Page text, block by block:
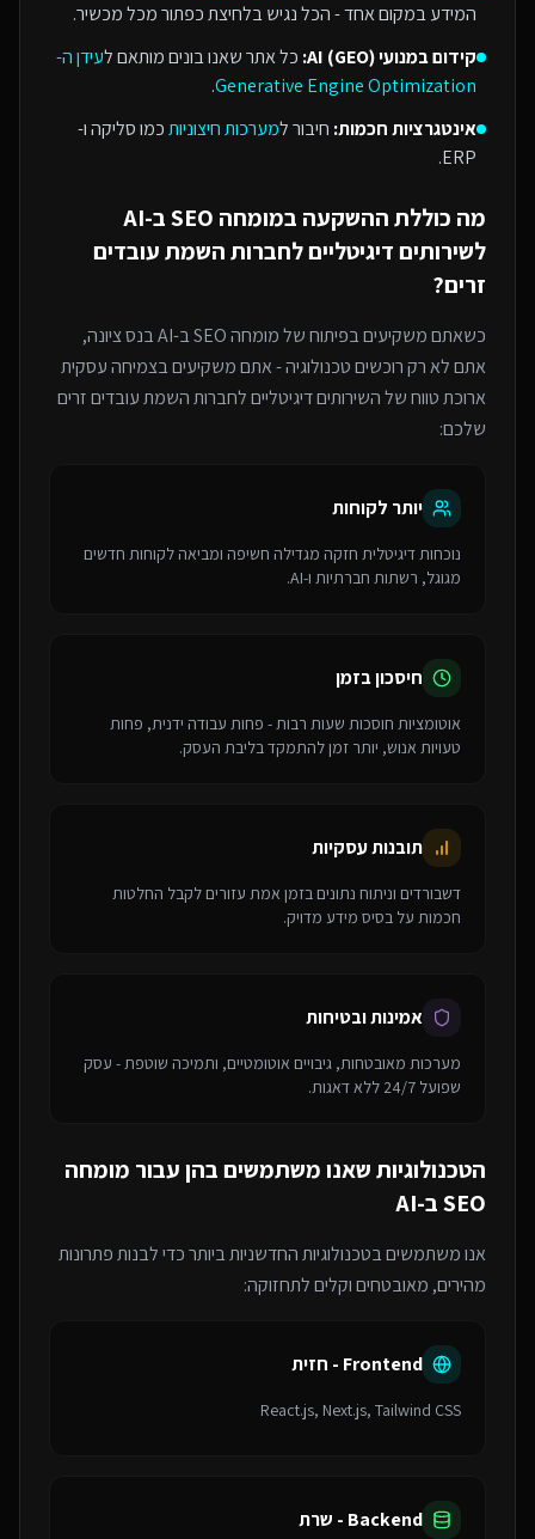
המידע במקום אחד - הכל נגיש בלחיצת כפתור מכל מכשיר.
קידום במנועי AI (GEO):
כל אתר שאנו בונים מותאם לעידן ה-
Generative Engine Optimization
.
אינטגרציות חכמות: חיבור למערכות חיצוניותכמו סליקה ו-
ERP.
מה כוללת ההשקעה במומחה SEO ב-AI
לשירותים דיגיטליים לחברות השמת עובדים
זרים?
כשאתם משקיעים בפיתוח שלמומחה SEO ב-AI בנס ציונה,
אתם לא רק רוכשים טכנולוגיה - אתם משקיעים בצמיחה עסקית
ארוכת טווח של השירותים דיגיטליים לחברות השמת עובדים זרים
שלכם:
יותר לקוחות
נוכחות דיגיטלית חזקה מגדילה חשיפה ומביאה לקוחות חדשים
מגוגל, רשתות חברתיות ו-AI.
חיסכון בזמן
אוטומציות חוסכות שעות רבות - פחות עבודה ידנית, פחות
טעויות אנוש, יותר זמן להתמקד בליבת העסק.
תובנות עסקיות
דשבורדים וניתוח נתונים בזמן אמת עזורים לקבל החלטות
חכמות על בסיס מידע מדויק.
אמינות ובטיחות
מערכות מאובטחות, גיבויים אוטומטיים, ותמיכה שוטפת - עסק
שפועל 24/7 ללא דאגות.
הטכנולוגיות שאנו משתמשים בהן עבור מומחה
SEO ב-AI
אנו משתמשים בטכנולוגיות החדשניות ביותר כדי לבנות פתרונות
מהירים, מאובטחים וקלים לתחזוקה:
Frontend - חזית
React.js, Next.js, Tailwind CSS
Backend - שרת